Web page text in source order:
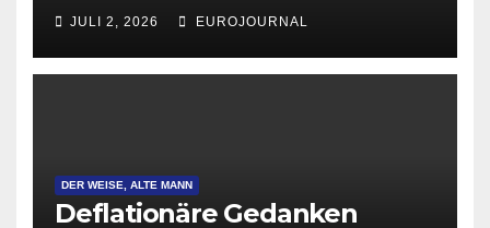
JULI 2, 2026 EUROJOURNAL
DER WEISE, ALTE MANN
Deflationäre Gedanken